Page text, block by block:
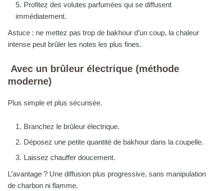
Profitez des volutes parfumées qui se diffusent
immédiatement.
Astuce : ne mettez pas trop de bakhour d’un coup, la chaleur
intense peut brûler les notes les plus fines.
Avec un brûleur électrique (méthode
moderne)
Plus simple et plus sécurisée.
Branchez le brûleur électrique.
Déposez une petite quantité de bakhour dans la coupelle.
Laissez chauffer doucement.
L’avantage ? Une diffusion plus progressive, sans manipulation
de charbon ni flamme.